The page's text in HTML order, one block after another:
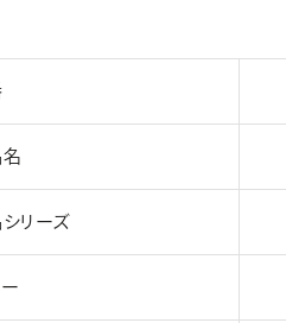
リーズ